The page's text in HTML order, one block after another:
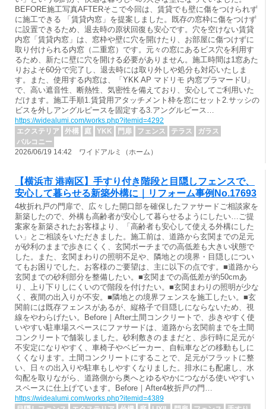
BEFORE施工写真AFTERそこで今回は、賃貸でも壁に傷をつけられず
に施工できる 「賃貸内窓」を提案しました。既存の窓枠に傷をつけず
に設置できるため、退去時の原状回復も安心です。穴を空けない賃貸
内窓「賃貸内窓」は、窓枠や壁に穴を開けたり、お部屋に傷つけずに
取り付けられる内窓（二重窓）です。元々の窓にあるビス穴を利用す
るため、新たに壁に穴を開ける必要がありません。施工時間は1窓あた
りおよそ60分で完了し、退去時には取り外しや処分も対応いたしま
す。また、使用する内窓は、「YKK AP マドリモ 内窓プラマードU」
で、高い遮音性、断熱性、気密性を備えており、安心してご利用いた
だけます。施工手順1.賃貸用アタッチメント枠を窓にセット2.サッシの
ビスを外しアングルピースを固定する3.アングルピース…
https://widealumi.com/works.php?itemid=4292
エクステリア
外構 庭 YKK 門扉 フェンス テラス
ガラス
バルコニー
2026/06/19 14:42 ワイドアルミ（ホーム）
【横浜市 港南区】手すり付き階段と目隠しフェンスで、
安心して暮らせる新築外構に｜リフォーム事例No.17693
4枚折れ戸の門扉で、広々した開口部を確保したファサードご相談家を
新築したので、外構も高齢者が安心して暮らせるようにしたい…ご提
案家を新築されたお客様より、「高齢者も安心して使える外構にした
い」とご相談をいただきました。施工前は、道路から玄関までの足元
が砂利のままで歩きにくく、玄関ポーチまでの高低差も大きい状態で
した。また、玄関まわりの照明不足や、隣地との境界・目隠しについ
てもお困りでした。お客様のご要望は、主に以下の点です。■道路から
玄関までの砂利部分を整備したい。■玄関までの高低差が約50cmあ
り、上り下りしにくいので階段を付けたい。■玄関まわりの照明が少な
く、夜間の出入りが不安。■隣地との境界フェンスを施工したい。■玄
関前には既存フェンスがあるが、縦格子で目隠しにならないため、視
線をやわらげたい。Before｜After土間コンクリートで、歩きやすく使
いやすい駐車場スペースにファサードは、道路から玄関前までを土間
コンクリートで舗装しました。砂利敷きのままだと、歩行時に足元が
不安定になりやすく、車椅子やベビーカー、自転車などの移動もしに
くくなります。土間コンクリートにすることで、足元がフラットに整
い、日々の出入りや駐車もしやすくなりました。排水にも配慮し、水
勾配を取りながら、道路側から奥へとゆるやかにつながる使いやすい
スペースに仕上げています。Before｜After4枚折戸の門…
https://widealumi.com/works.php?itemid=4389